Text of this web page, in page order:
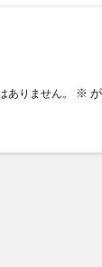
ありません。 ※